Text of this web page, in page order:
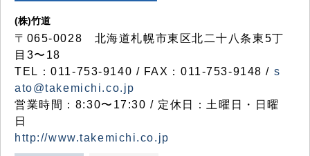
(株)竹道
〒065-0028 北海道札幌市東区北二十八条東5丁
目3〜18
TEL：011-753-9140 / FAX：011-753-9148 / s
ato@takemichi.co.jp
営業時間：8:30〜17:30 / 定休日：土曜日・日曜
日
http://www.takemichi.co.jp